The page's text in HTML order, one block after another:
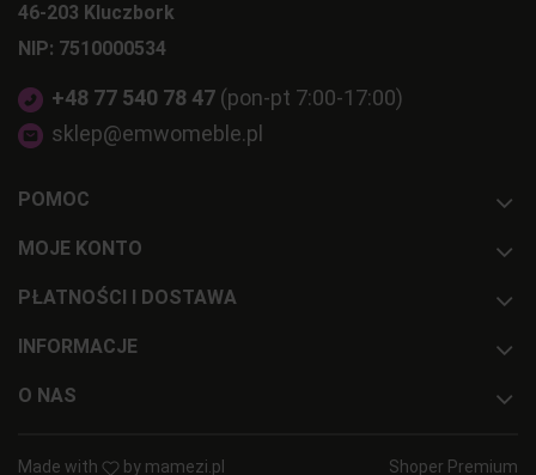
46-203 Kluczbork
NIP: 7510000534
+48 77 540 78 47 (pon-pt 7:00-17:00)
sklep@emwomeble.pl
POMOC
MOJE KONTO
PŁATNOŚCI I DOSTAWA
INFORMACJE
O NAS
Made with by mamezi.pl Shoper Premium